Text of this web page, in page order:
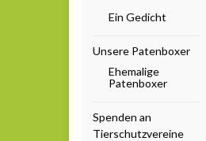
Ein Gedicht
Unsere Patenboxer
Ehemalige
Patenboxer
Spenden an
Tierschutzvereine